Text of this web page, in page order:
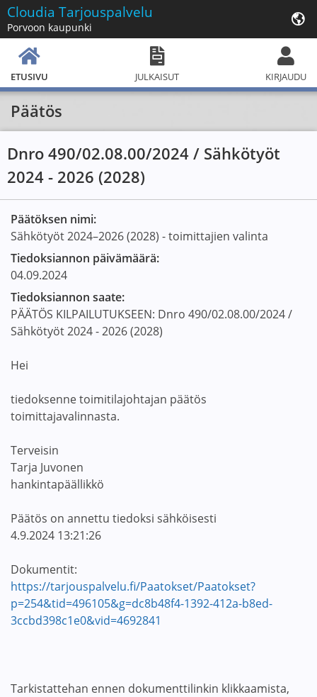
Cloudia Tarjouspalvelu
Porvoon kaupunki
ETUSIVU JULKAISUT KIRJAUDU
Päätös
Dnro 490/02.08.00/2024 / Sähkötyöt
2024 - 2026 (2028)
Päätöksen nimi:
Sähkötyöt 2024–2026 (2028) - toimittajien valinta
Tiedoksiannon päivämäärä:
04.09.2024
Tiedoksiannon saate:
PÄÄTÖS KILPAILUTUKSEEN: Dnro 490/02.08.00/2024 /
Sähkötyöt 2024 - 2026 (2028)
Hei
tiedoksenne toimitilajohtajan päätös
toimittajavalinnasta.
Terveisin
Tarja Juvonen
hankintapäällikkö
Päätös on annettu tiedoksi sähköisesti
4.9.2024 13:21:26
Dokumentit:
https://tarjouspalvelu.fi/Paatokset/Paatokset?
p=254&tid=496105&g=dc8b48f4-1392-412a-b8ed-
3ccbd398c1e0&vid=4692841
Tarkistattehan ennen dokumenttilinkin klikkaamista,